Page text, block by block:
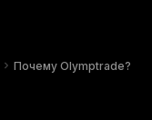
Почему Olymptrade?